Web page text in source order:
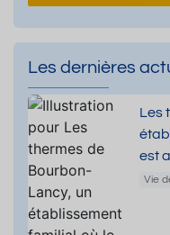
Les dernières
Les
est
Vie